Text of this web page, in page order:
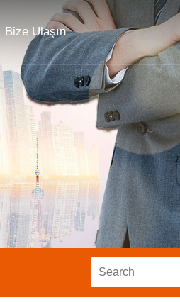
Bize Ulaşın